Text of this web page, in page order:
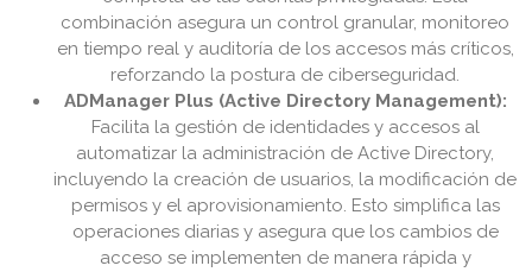
combinación asegura un control granular, monitoreo
en tiempo real y auditoría de los accesos más críticos,
reforzando la postura de ciberseguridad.
ADManager Plus (Active Directory Management):
Facilita la gestión de identidades y accesos al
automatizar la administración de Active Directory,
incluyendo la creación de usuarios, la modificación de
permisos y el aprovisionamiento. Esto simplifica las
operaciones diarias y asegura que los cambios de
acceso se implementen de manera rápida y